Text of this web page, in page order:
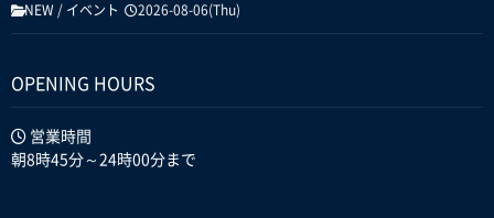
NEW / イベント 2026-08-06(Thu)
OPENING HOURS
営業時間
朝8時45分～24時00分まで